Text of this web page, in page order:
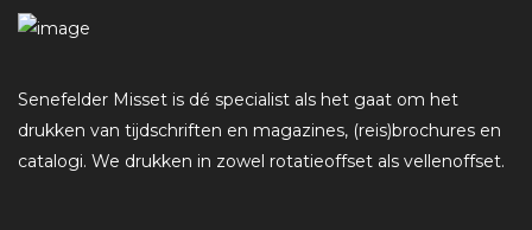
Senefelder Misset is dé specialist als het gaat om het
drukken van tijdschriften en magazines, (reis)brochures en
catalogi. We drukken in zowel rotatieoffset als vellenoffset.